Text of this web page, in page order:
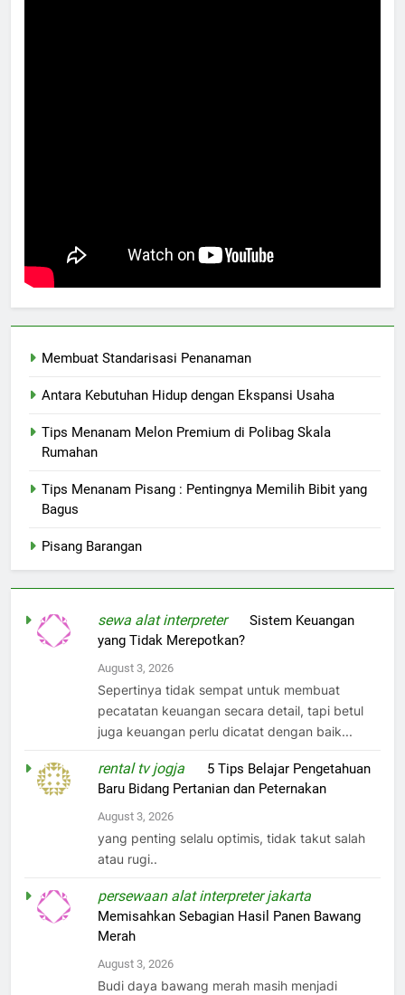
Membuat Standarisasi Penanaman
Antara Kebutuhan Hidup dengan Ekspansi Usaha
Tips Menanam Melon Premium di Polibag Skala
Rumahan
Tips Menanam Pisang : Pentingnya Memilih Bibit yang
Bagus
Pisang Barangan
sewa alat interpreteronSistem Keuangan
yang Tidak Merepotkan?
August 3, 2026
Sepertinya tidak sempat untuk membuat
pecatatan keuangan secara detail, tapi betul
juga keuangan perlu dicatat dengan baik...
rental tv jogja
5 Tips Belajar Pengetahuan
Baru Bidang Pertanian dan Peternakan
August 3, 2026
yang penting selalu optimis, tidak takut salah
atau rugi..
persewaan alat interpreter jakarta
Memisahkan Sebagian Hasil Panen Bawang
Merah
August 3, 2026
Budi daya bawang merah masih menjadi